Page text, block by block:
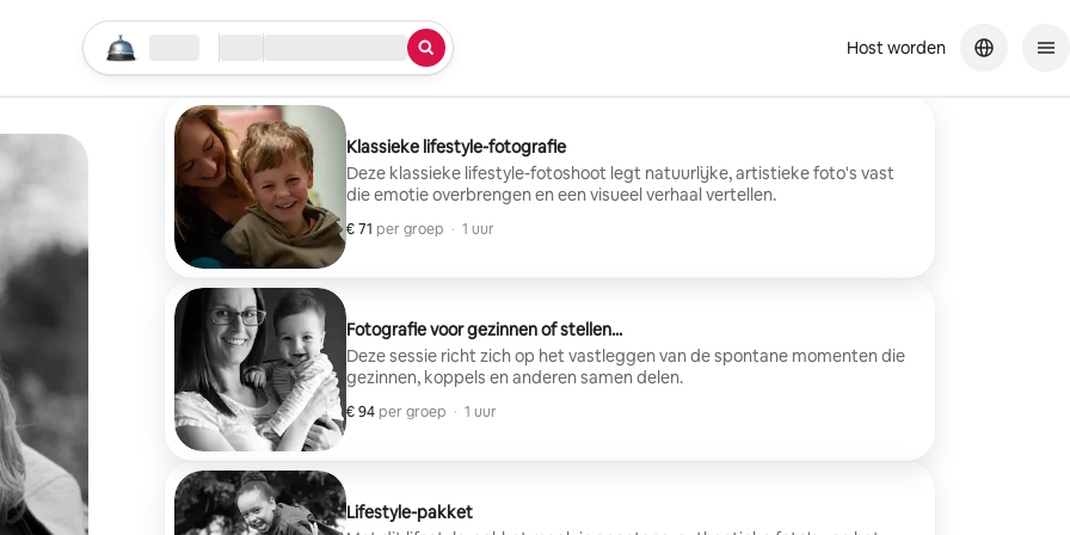
Begin je zoektocht
Locatie Aankomen/vertrekken
Soort service Host worden
Klassieke lifestyle-fotografie
Deze klassieke lifestyle-fotoshoot legt natuurlijke, artistieke foto's vast
die emotie overbrengen en een visueel verhaal vertellen.
€ 71 per groep
€ 71 per groep
, · 1 uur
Fotografie voor gezinnen of stellen...
Deze sessie richt zich op het vastleggen van de spontane momenten die
gezinnen, koppels en anderen samen delen.
€ 94 per groep
€ 94 per groep
, · 1 uur
Lifestyle-pakket